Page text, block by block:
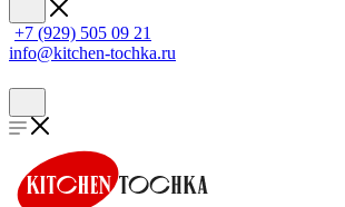
+7 (929) 505 09 21
info@kitchen-tochka.ru